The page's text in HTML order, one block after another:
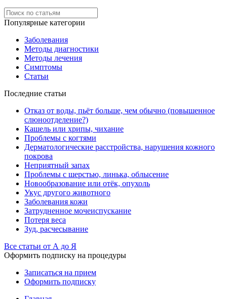
Популярные категории
Заболевания
Методы диагностики
Методы лечения
Симптомы
Статьи
Последние статьи
Отказ от воды, пьёт больше, чем обычно (повышенное
слюноотделение?)
Кашель или хрипы, чихание
Проблемы с когтями
Дерматологические расстройства, нарушения кожного
покрова
Неприятный запах
Проблемы с шерстью, линька, облысение
Новообразование или отёк, опухоль
Укус другого животного
Заболевания кожи
Затрудненное мочеиспускание
Потеря веса
Зуд, расчесывание
Все статьи от А до Я
Оформить подписку на процедуры
Записаться на прием
Оформить подписку